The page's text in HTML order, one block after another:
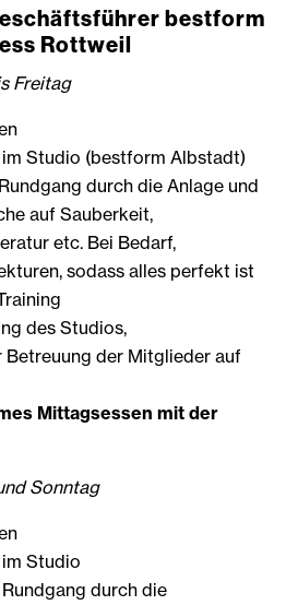
bestform
Rottweil
Freitag
Studio (bestform Albstadt)
durch die Anlage und
auf Sauberkeit,
etc. Bei Bedarf,
sodass alles perfekt ist
des Studios,
der Mitglieder auf
Mittagsessen mit der
Sonntag
Studio
durch die